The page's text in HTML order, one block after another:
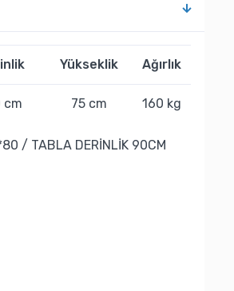
Yükseklik Ağırlık
cm 75 cm 160 kg
/ TABLA DERİNLİK 90CM